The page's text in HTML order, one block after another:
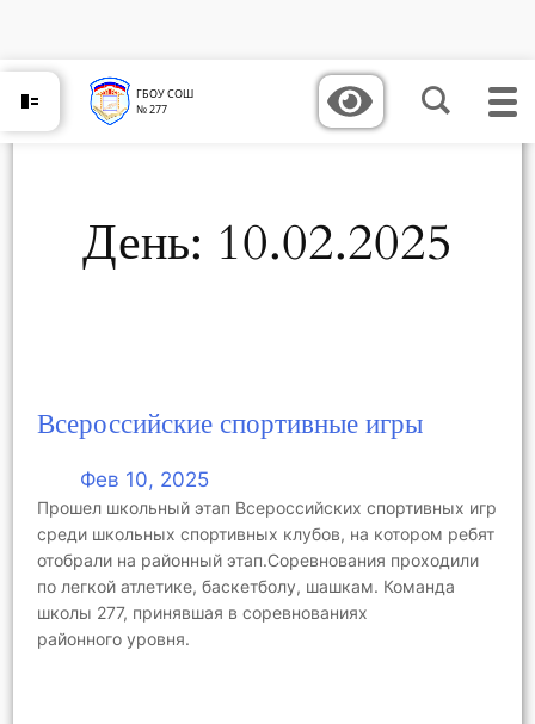
ГБОУ СОШ
№ 277
содержимому
День: 10.02.2025
Всероссийские спортивные игры
Фев 10, 2025
Прошел школьный этап Всероссийских спортивных игр
среди школьных спортивных клубов, на котором ребят
отобрали на районный этап.Соревнования проходили
по легкой атлетике, баскетболу, шашкам. Команда
школы 277, принявшая в соревнованиях
районного уровня.